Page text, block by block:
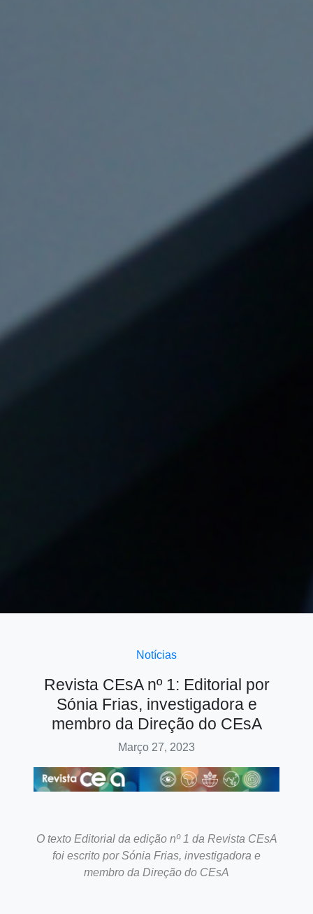
Notícias
Revista CEsA nº 1: Editorial por
Sónia Frias, investigadora e
membro da Direção do CEsA
Março 27, 2023
O texto Editorial da edição nº 1 da Revista CEsA
foi escrito por Sónia Frias, investigadora e
membro da Direção do CEsA